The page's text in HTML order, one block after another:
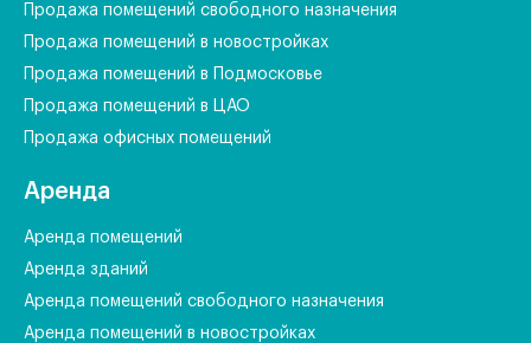
Продажа помещений свободного назначения
Продажа помещений в новостройках
Продажа помещений в Подмосковье
Продажа помещений в ЦАО
Продажа офисных помещений
Аренда
Аренда помещений
Аренда зданий
Аренда помещений свободного назначения
Аренда помещений в новостройках